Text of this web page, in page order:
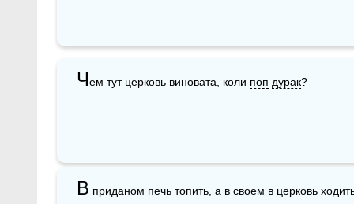
Чем тут церковь виновата, коли поп дурак?
В приданом печь топить, а в своем в церковь